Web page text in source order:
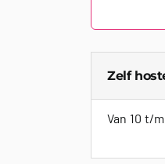
Zelf
Van 10 t/